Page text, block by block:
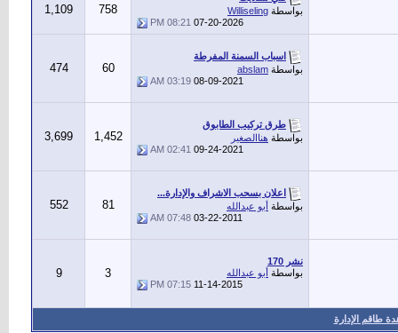
بواسطة Williseling
07-20-2026
08:21 PM
758
1,109
اسباب السمنة المفرطة
بواسطة abslam
08-09-2021
03:19 AM
60
474
طرق تركيب الطابوق
بواسطة هناالصغير
09-24-2021
02:41 AM
1,452
3,699
اعلان بسحب الاشراف والإدارة...
بواسطة أبو عبدالله
03-22-2011
07:48 AM
81
552
نشر 170
بواسطة أبو عبدالله
11-14-2015
07:15 PM
3
9
طاقم الإدارة